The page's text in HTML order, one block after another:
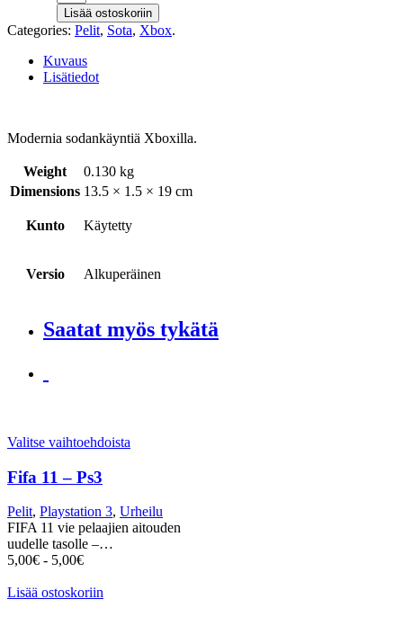
Lisää ostoskoriin
Categories: Pelit, Sota, Xbox.
Kuvaus
Lisätiedot
Modernia sodankäyntiä Xboxilla.
Weight
0.130 kg
Dimensions 13.5 × 1.5 × 19 cm
Kunto Käytetty
Versio Alkuperäinen
Saatat myös tykätä
Valitse vaihtoehdoista
Fifa 11 – Ps3
Pelit, Playstation 3, Urheilu
FIFA 11 vie pelaajien aitouden
uudelle tasolle –…
5,00€ - 5,00€
Lisää ostoskoriin